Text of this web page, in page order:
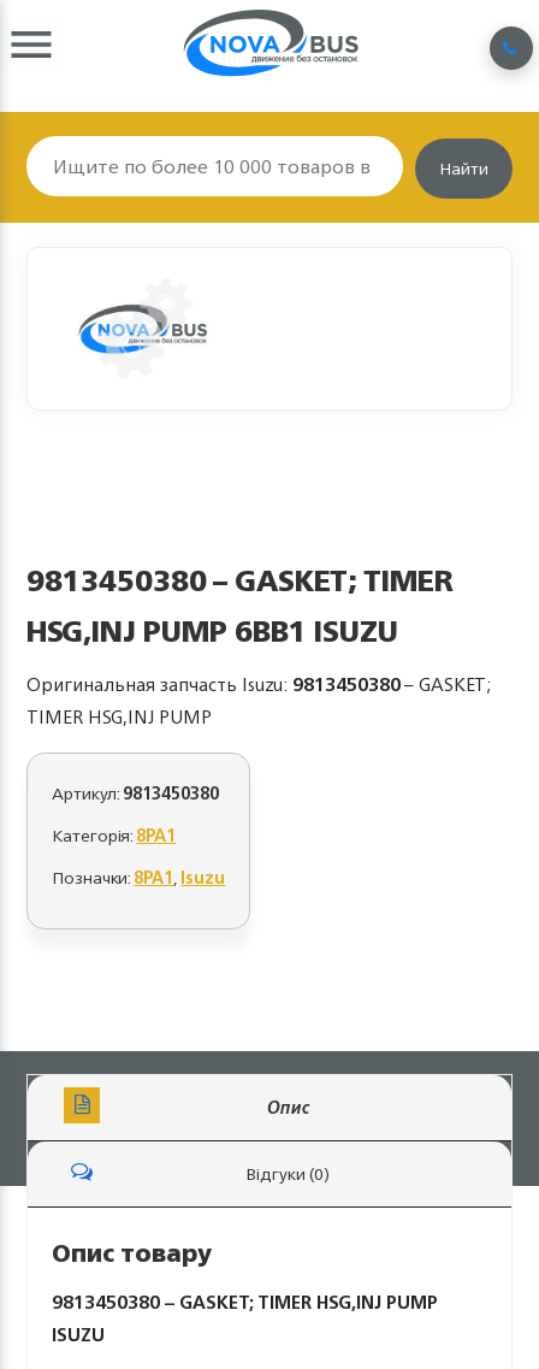
Найти
9813450380 – GASKET; TIMER
HSG,INJ PUMP 6BB1 ISUZU
Оригинальная запчасть Isuzu: 9813450380– GASKET;
TIMER HSG,INJ PUMP
Артикул:9813450380
Категорія:8PA1
Позначки:8PA1,Isuzu
Опис
Відгуки (0)
Опис товару
9813450380 – GASKET; TIMER HSG,INJ PUMP
ISUZU